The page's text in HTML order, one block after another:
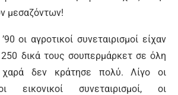
μεσαζόντων!
οι αγροτικοί συνεταιρισμοί είχαν
δικά τους σουπερμάρκετ σε όλη
δεν κράτησε πολύ. Λίγο οι
εικονικοί συνεταιρισμοί, οι